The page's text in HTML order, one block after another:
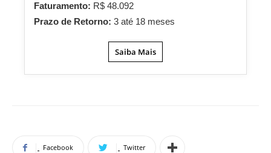
Faturamento: R$ 48.092
Prazo de Retorno: 3 até 18 meses
Saiba Mais
Facebook Twitter